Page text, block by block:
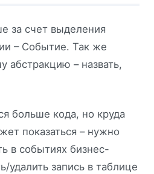
за счет выделения
– Событие. Так же
абстракцию – назвать,
больше кода, но круда
показаться – нужно
в событиях бизнес-
удалить запись в таблице